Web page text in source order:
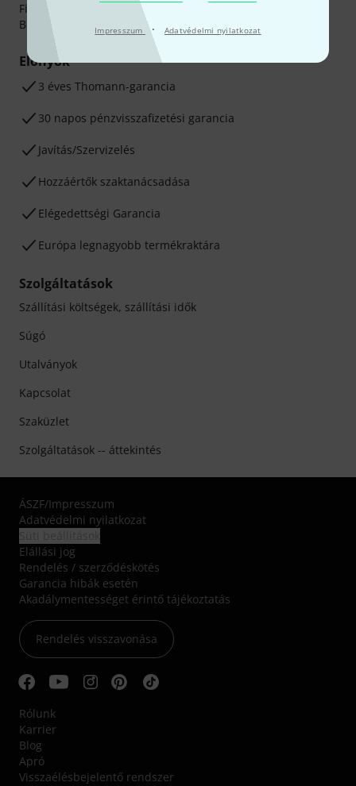
Impresszum · Adatvédelmi nyilatkozat
Fizessen biztonságosan, titkosítással: Banki átutalás vagy
Betéti- vagy hitelkártya segítségével
Előnyök
3 éves Thomann-garancia
30 napos pénzvisszafizetési garancia
Javítás/Szervizelés
Hozzáértők szaktanácsadása
Elégedettségi Garancia
Európa legnagyobb termékraktára
Szolgáltatások
Szállítási költségek, szállítási idők
Súgó
Utalványok
Kapcsolat
Szaküzlet
Szolgáltatások -- áttekintés
ÁSZF/Impresszum
Adatvédelmi nyilatkozat
Elállási jog
Rendelés / szerződéskötés
Garancia hibák esetén
Akadálymentességet érintő tájékoztatás
Rendelés visszavonása
Rólunk
Karrier
Blog
Apró
Visszaélésbejelentő rendszer